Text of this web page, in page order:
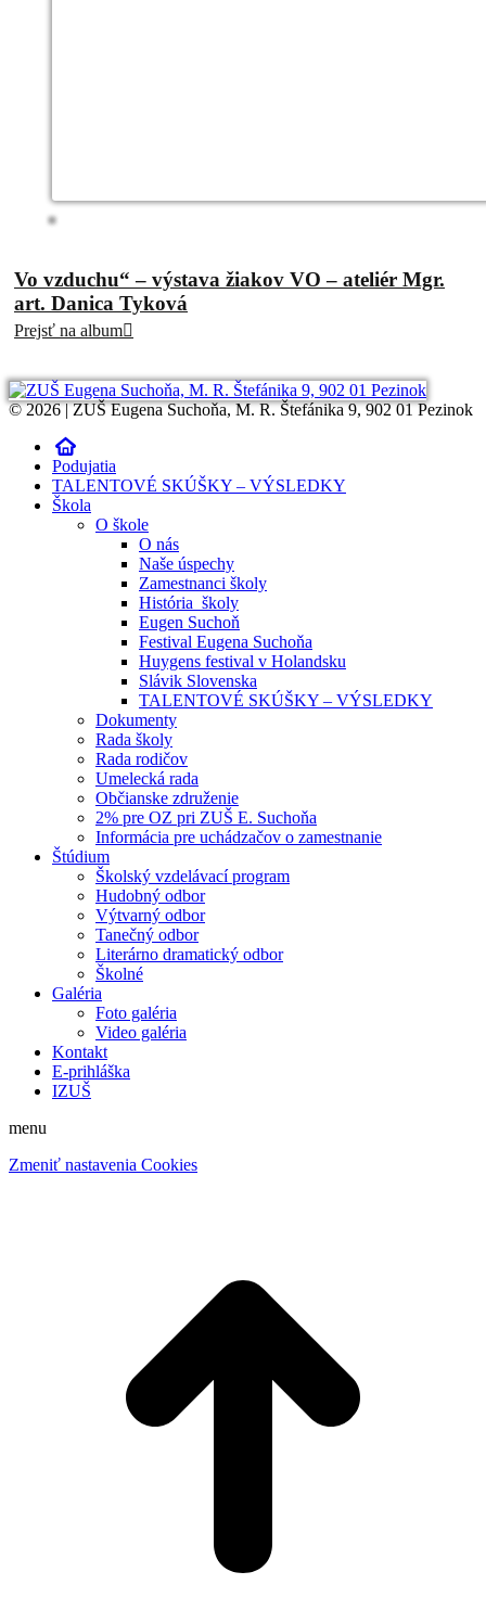
Vo vzduchu“ – výstava žiakov VO – ateliér Mgr.
art. Danica Tyková
Prejsť na album
© 2026 | ZUŠ Eugena Suchoňa, M. R. Štefánika 9, 902 01 Pezinok
Podujatia
TALENTOVÉ SKÚŠKY – VÝSLEDKY
Škola
O škole
O nás
Naše úspechy
Zamestnanci školy
História školy
Eugen Suchoň
Festival Eugena Suchoňa
Huygens festival v Holandsku
Slávik Slovenska
TALENTOVÉ SKÚŠKY – VÝSLEDKY
Dokumenty
Rada školy
Rada rodičov
Umelecká rada
Občianske združenie
2% pre OZ pri ZUŠ E. Suchoňa
Informácia pre uchádzačov o zamestnanie
Štúdium
Školský vzdelávací program
Hudobný odbor
Výtvarný odbor
Tanečný odbor
Literárno dramatický odbor
Školné
Galéria
Foto galéria
Video galéria
Kontakt
E-prihláška
IZUŠ
menu
Zmeniť nastavenia Cookies